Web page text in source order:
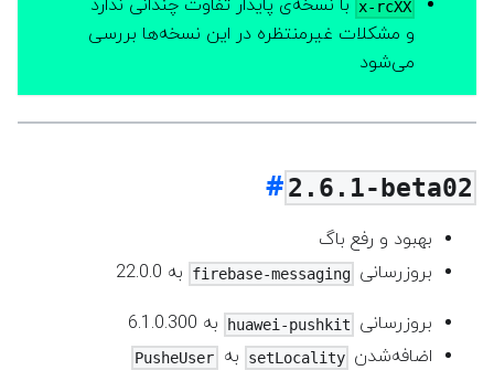
x-rcXX
با نسخه‌ی پایدار تفاوت چندانی ندارد
و مشکلات غیرمنتظره در این نسخه‌ها بررسی
می‌شود
2.6.1-beta02
بهبود و رفع باگ
بروزرسانی firebase-messaging به 22.0.0
بروزرسانی huawei-pushkit
به 6.1.0.300
اضافه‌شدن setLocality به PusheUser